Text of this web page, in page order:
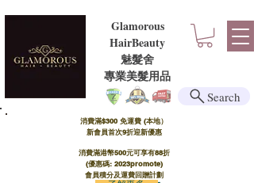
Glamorous
HairBeauty
魅髮舍
​​專業美髮用品
消費滿$300 免運費 (本地）​
新會員首次9折迎新優惠
消費滿港幣500元可享有88折
(優惠碼: 2023promote)
會員積分及運費回贈計劃
Search